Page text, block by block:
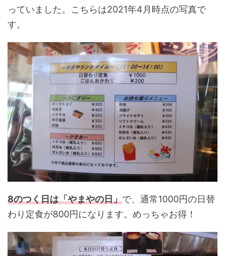
っていました。こちらは2021年4月時点の写真で
す。
8のつく日は「やまやの日」で、通常1000円の日替
わり定食が800円になります。めっちゃお得！